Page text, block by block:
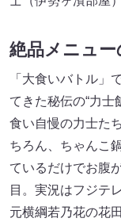
絶品メニュー
「大食いバトル」
てきた秘伝の“力
食い自慢の力士た
ちろん、ちゃんこ
ているだけでお腹
目。実況はフジテ
元横綱若乃花の花